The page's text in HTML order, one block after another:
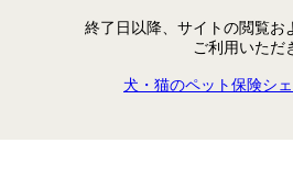
終了日以降、サイトの閲覧お
ご利用いただ
犬・猫のペット保険シ